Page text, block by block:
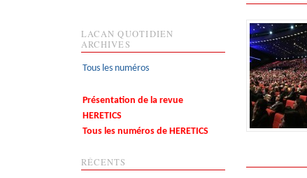
LACAN QUOTIDIEN
ARCHIVES
Tous les numéros
Présentation de la revue
HERETICS
Tous les numéros de HERETICS
RÉCENTS